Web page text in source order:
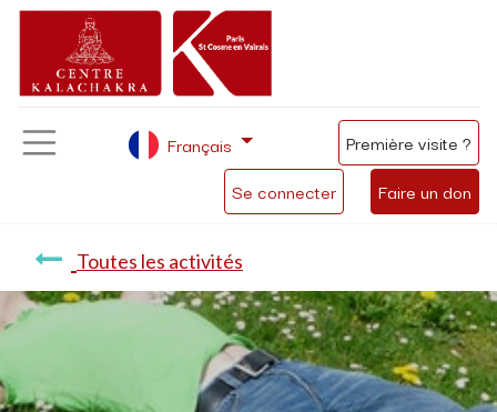
Se connecter Faire un don
Français Première visite ?
Toutes les activités